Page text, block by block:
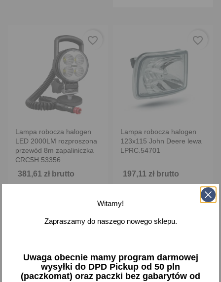
Lampa robocza halogen
LED 2000LM rozproszona
przewód 8m zapaliniczka
CRC5H.53356
381,61 zł brutto
favorite_border
Lampa robocza halogen
123x115 John Deere lewa
LPRC.54701
197,11 zł brutto
favorite_border
favorite_border favorite_border
Witamy!
Zapraszamy do naszego nowego sklepu.
Uwaga obecnie mamy program darmowej
wysyłki do DPD Pickup od 50 pln
(paczkomat) oraz paczki bez gabarytów od